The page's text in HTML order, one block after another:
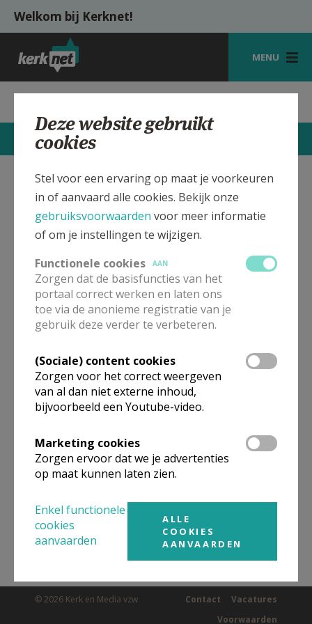
Overslaan en naar de inhoud gaan
Welkom bij Kerknet!
MENU
STARTPAGINA
KERK
VIERINGEN
SHOP
ZOEKEN
HULP
MIJN PAROCHIE
AANMELDEN OF REGISTREREN
CONTACTEN
Verbergen
Sint Jozef kerk Vilvoorde
Bekijk de details voor de weekendvieringen die doorgaan
kerken in de buurt.
ALLE DETAILS TONEN
Omgeving
Niet gevonden wat je zocht? Hier vind je
organisaties, in de buurt.
Kerken in of nabijVilvoorde
© 2026 Kerk en Media vzw Vacatures
Contact
Voorwaarden
Deze website gebruikt
cookies
Stel voor een ervaring op maat je voorkeuren
in of aanvaard alle cookies. Bekijk onze
gebruiksvoorwaarden voor meer informatie
of om je instellingen te wijzigen.
Functionele cookies
AAN
Zorgen dat de basisfuncties van het
portaal correct werken en laten ons
toe via de anonieme registratie van je
gebruik deze verder te verbeteren.
(Sociale) content cookies
Zorgen voor het correct weergeven
van al dan niet externe inhoud,
bijvoorbeeld een Youtube-video.
Marketing cookies
Zorgen ervoor dat we je advertenties
op maat kunnen laten zien.
Enkel functionele
cookies
aanvaarden
ALLE
COOKIES
AANVAARDEN